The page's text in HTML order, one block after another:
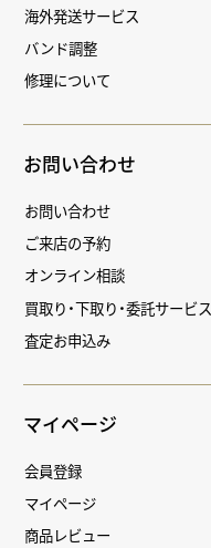
海外発送サービス
バンド調整
修理について
お問い合わせ
お問い合わせ
ご来店の予約
オンライン相談
買取り・下取り・委託サービス
査定お申込み
マイページ
会員登録
マイページ
商品レビュー